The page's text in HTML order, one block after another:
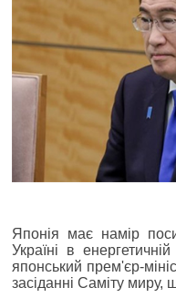
Японія має намір
Україні в
японський прем'єр-
засіданні Саміту миру,